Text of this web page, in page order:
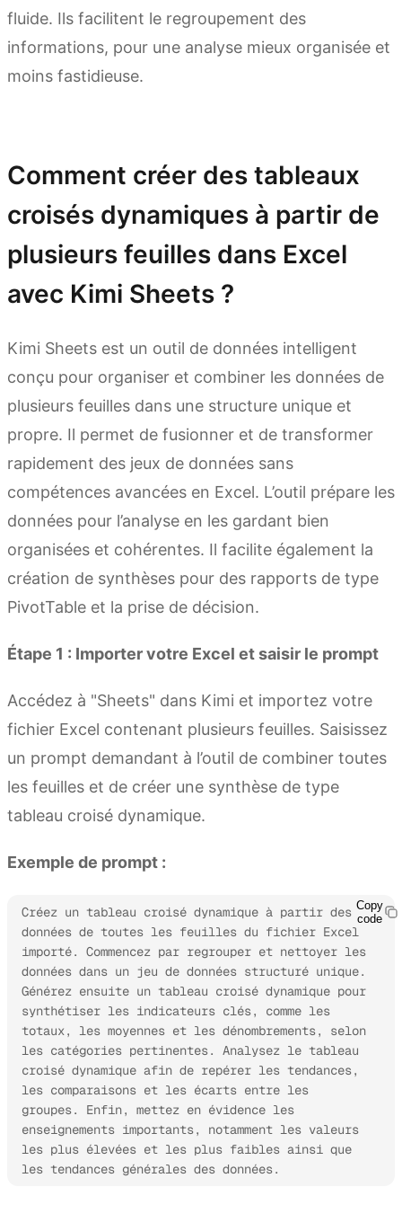
fluide. Ils facilitent le regroupement des
informations, pour une analyse mieux organisée et
moins fastidieuse.
Comment créer des tableaux
croisés dynamiques à partir de
plusieurs feuilles dans Excel
avec Kimi Sheets ?
Kimi Sheets est un outil de données intelligent
conçu pour organiser et combiner les données de
plusieurs feuilles dans une structure unique et
propre. Il permet de fusionner et de transformer
rapidement des jeux de données sans
compétences avancées en Excel. L’outil prépare les
données pour l’analyse en les gardant bien
organisées et cohérentes. Il facilite également la
création de synthèses pour des rapports de type
PivotTable et la prise de décision.
Étape 1 : Importer votre Excel et saisir le prompt
Accédez à "Sheets" dans Kimi et importez votre
fichier Excel contenant plusieurs feuilles. Saisissez
un prompt demandant à l’outil de combiner toutes
les feuilles et de créer une synthèse de type
tableau croisé dynamique.
Exemple de prompt :
Créez un tableau croisé dynamique à partir des
données de toutes les feuilles du fichier Excel
importé. Commencez par regrouper et nettoyer les
données dans un jeu de données structuré unique.
Générez ensuite un tableau croisé dynamique pour
synthétiser les indicateurs clés, comme les
totaux, les moyennes et les dénombrements, selon
les catégories pertinentes. Analysez le tableau
croisé dynamique afin de repérer les tendances,
les comparaisons et les écarts entre les
groupes. Enfin, mettez en évidence les
enseignements importants, notamment les valeurs
les plus élevées et les plus faibles ainsi que
les tendances générales des données.
Copy
code